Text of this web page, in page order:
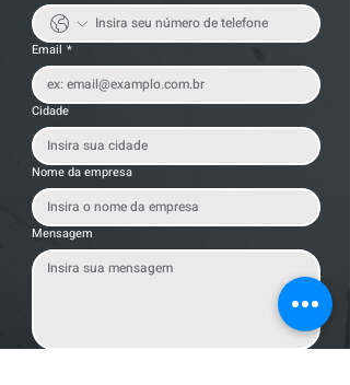
Email *
Cidade
Nome da empresa
Mensagem